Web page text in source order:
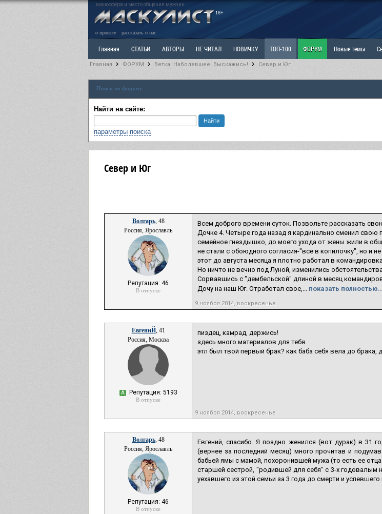
маносфера и место общения мужчин
18+
о проекте рассказать о нас
Главная СТАТЬИ АВТОРЫ НЕ ЧИТАЛ НОВИЧКУ ТОП-100 ФОРУМ Новые темы
Ветка: Наболевшее. Выскажись!
РАЗДЕЛ: Разное
Главная ФОРУМ Ветка: Наболевшее. Выскажись! Север и Юг
Поиск по форуму
Найти на сайте:
параметры поиска
Север и Юг
Волгарь, 48
Россия, Ярославль
Репутация: 46
В отпуске
Всем доброго времени суток. Позвольте рассказать
Дочке 4. Четыре года назад я кардинально сменил свою
семейное гнездышко, до моего ухода от жены жили в
не стали с обоюдного согласия-"все в копилочку", но и
этот до августа месяца я плотно работал в
Но ничто не вечно под Луной, изменились
Сорвавшись с "дембельской" длиной в месяц
Дочу на наш Юг. Отработал свое,... показать
9 ноября 2014, воскресенье
ЕвгениЙ, 41
Россия, Москва
А Репутация: 5193
В отпуске
пиздец, камрад, держись!
здесь много материалов для тебя.
этл был твой первый брак? как баба себя вела до брака,
9 ноября 2014, воскресенье
Волгарь, 48
Россия, Ярославль
Репутация: 46
В отпуске
Евгений, спасибо. Я поздно женился (вот дурак) в 31
(вернее за последний месяц) много прочитав и
бабьей ямы с мамой, похоронившей мужа (то есть ее
старшей сестрой, "родившей для себя" с 3-х
уехавшего из этой семьи за 3 года до смерти и